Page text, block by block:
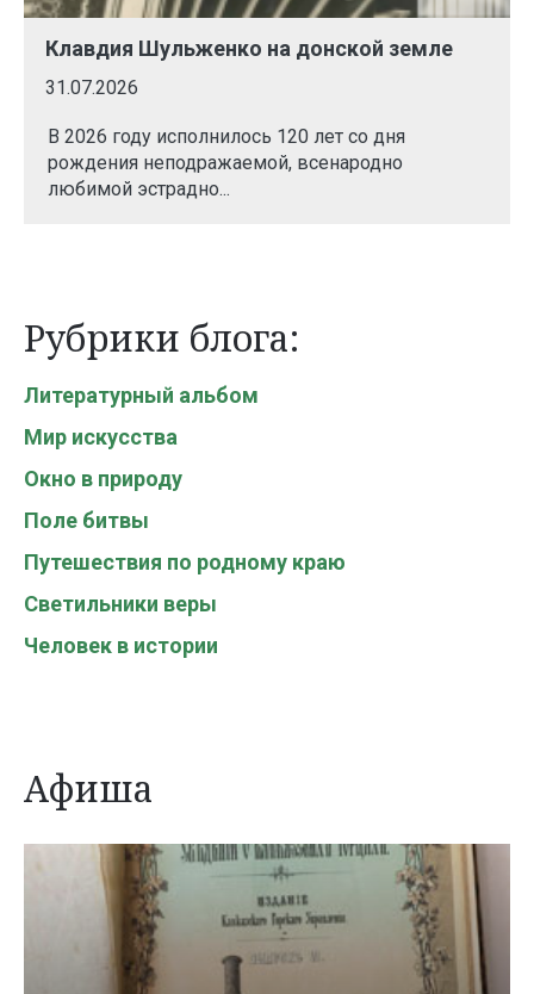
Клавдия Шульженко на донской земле
31.07.2026
В 2026 году исполнилось 120 лет со дня
рождения неподражаемой, всенародно
любимой эстрадно...
Рубрики блога:
Литературный альбом
Мир искусства
Окно в природу
Поле битвы
Путешествия по родному краю
Светильники веры
Человек в истории
Афиша